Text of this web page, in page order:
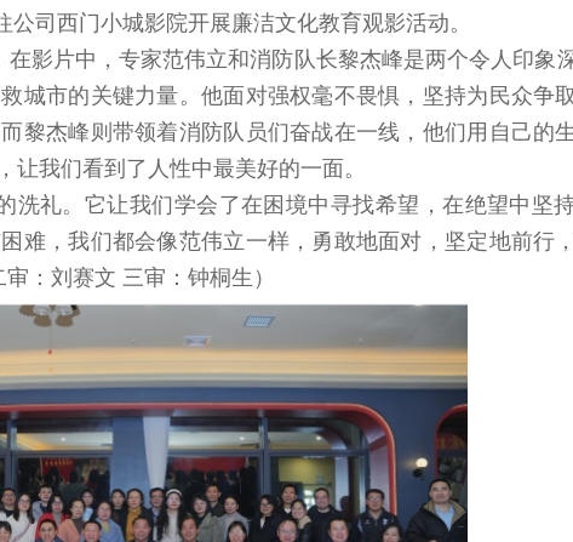
公司西门小城影院开展廉洁文化教育观影活动。
影片中，专家范伟立和消防队长黎杰峰是两个令人印象
城市的关键力量。他面对强权毫不畏惧，坚持为民众争
黎杰峰则带领着消防队员们奋战在一线，他们用自己的
我们看到了人性中最美好的一面。
洗礼。它让我们学会了在困境中寻找希望，在绝望中坚
难，我们都会像范伟立一样，勇敢地面对，坚定地前行
：刘赛文 三审：钟桐生）